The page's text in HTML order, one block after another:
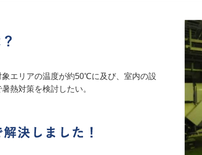
象エリアの温度が約50℃に及び、室内の設
熱対策を検討したい。